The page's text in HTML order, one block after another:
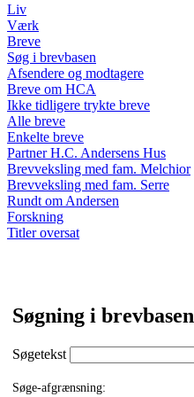
Liv
Værk
Breve
Søg i brevbasen
Afsendere og modtagere
Breve om HCA
Ikke tidligere trykte breve
Alle breve
Enkelte breve
Partner H.C. Andersens Hus
Brevveksling med fam. Melchior
Brevveksling med fam. Serre
Rundt om Andersen
Forskning
Titler oversat
Søgning i brevbasen
Søgetekst
Søge-afgrænsning: